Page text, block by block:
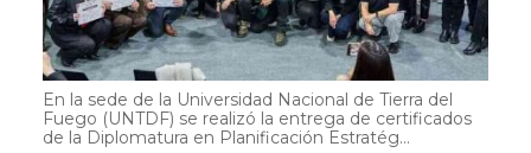
En la sede de la Universidad Nacional de Tierra del
Fuego (UNTDF) se realizó la entrega de certificados
de la Diplomatura en Planificación Estratég...